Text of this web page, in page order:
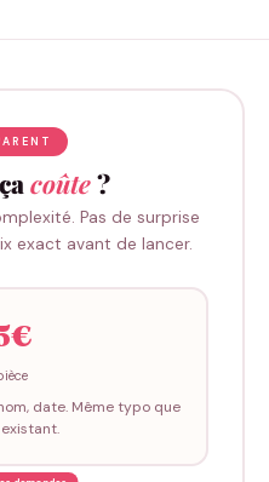
coûte?
Pas de surprise
exact avant de lancer.
date. Même typo que